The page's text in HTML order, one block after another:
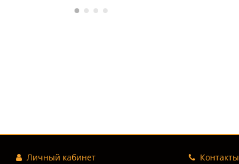
Личный кабинет Контакты